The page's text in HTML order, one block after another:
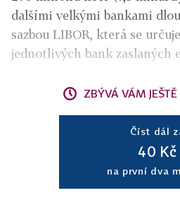
dalšími velkými bankami
sazbou LIBOR, která se
jednotlivých bank zaslaných
ZBÝVÁ VÁM
Číst dál
40 Kč
na první dva